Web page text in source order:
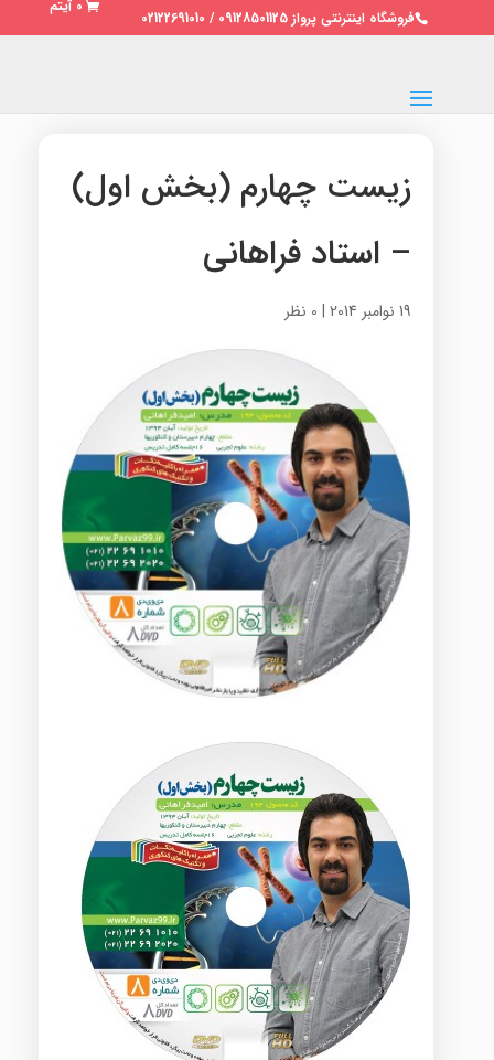
فروشگاه اینترنتی پرواز 09128501125 / 02122691010
0 آیتم
زیست چهارم (بخش اول)
– استاد فراهانی
19 نوامبر 2014 | 0 نظر